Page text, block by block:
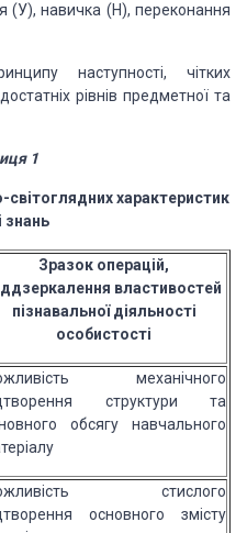
(У), навичка (Н), переконання
наступності, чітких
рівнів предметної та
1
світоглядних характеристик
знань
Зразок операцій,
властивостей
пізнавальної діяльності
особистості
механічного
структури та
обсягу навчального
стислого
основного змісту